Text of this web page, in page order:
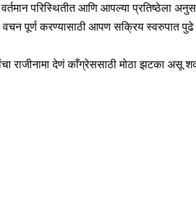
परिस्थितीत आणि आपल्या प्रतिष्ठेला
वचन पूर्ण करण्यासाठी आपण सक्रिय स्वरुपात पुढे
राजीनामा देणं काँग्रेससाठी मोठा झटका असू